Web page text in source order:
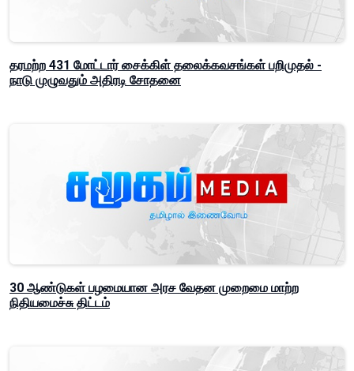
தரமற்ற 431 மோட்டார் சைக்கிள் தலைக்கவசங்கள் பறிமுதல் -
நாடு முழுவதும் அதிரடி சோதனை
30 ஆண்டுகள் பழமையான அரச வேதன முறைமை மாற்ற
நிதியமைச்சு திட்டம்